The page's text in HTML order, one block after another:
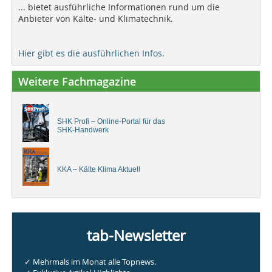
... bietet ausführliche Informationen rund um die
Anbieter von Kälte- und Klimatechnik.
Hier gibt es die ausführlichen Infos.
Weitere Fachmagazine
SHK Profi – Online-Portal für das
SHK-Handwerk
KKA – Kälte Klima Aktuell
tab-Newsletter
✓ Mehrmals im Monat alle Topnews.